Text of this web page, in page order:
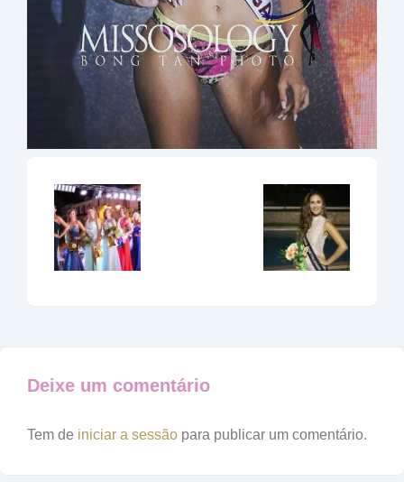
Deixe um comentário
Tem de iniciar a sessão para publicar um comentário.